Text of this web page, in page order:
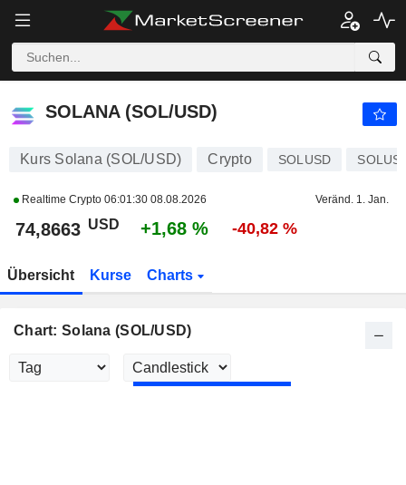
SOLANA (SOL/USD)
SOLANA (SOL/USD)
Kurs Solana (SOL/USD) Crypto SOLUSD
Realtime Crypto 06:01:30 08.08.2026 Veränd. 1. Jan.
74,8663 USD +1,68 % -40,82 %
Übersicht Kurse Charts
Chart: Solana (SOL/USD)